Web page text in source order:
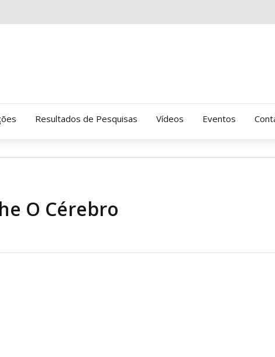
Resultados de Pesquisas Vídeos Eventos
O Cérebro